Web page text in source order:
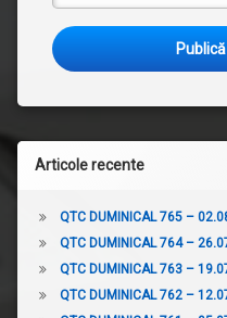
Articole recente
QTC DUMINICAL 765 –
QTC DUMINICAL 764 –
QTC DUMINICAL 763 –
QTC DUMINICAL 762 –